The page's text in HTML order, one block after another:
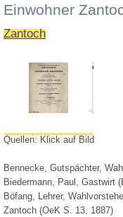
Einwohner
Zantoch
Quellen: Klick auf Bild
Bennecke, Gutspächter,
Biedermann, Paul, Gastwirt
Böfang, Lehrer,
Zantoch (OeK S. 13, 1887)